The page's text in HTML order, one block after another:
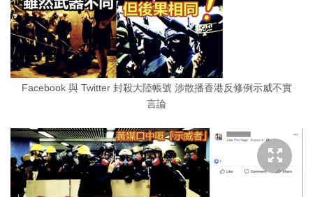
Facebook 與 Twitter 封殺大陸帳號 涉散播香港反修例示威不實
言論